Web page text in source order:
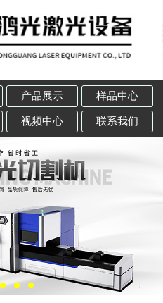
产品展示 样品中心
视频中心 联系我们